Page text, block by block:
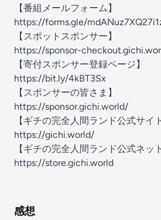
【番組メールフォーム】
https://forms.gle/
【スポットスポンサー】
https://sponsor-
【寄付スポンサー登録ページ】
https://bit.ly/4kBT3Sx
【スポンサーの皆さま】
https://sponsor.gichi.world/
【ギチの完全人間ランド公式サイト
https://gichi.world/
【ギチの完全人間ランド公式ネッ
https://store.gichi.world
感想